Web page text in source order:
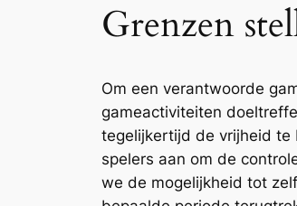
Grenzen
Om een verantwoorde
gameactiviteiten
tegelijkertijd de vrijheid te
spelers aan om de
we de mogelijkheid tot